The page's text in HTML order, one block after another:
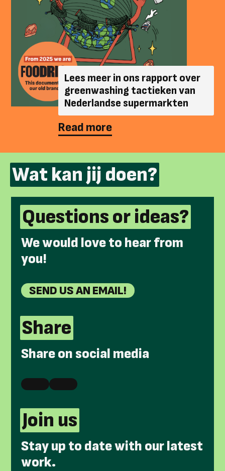
Lees meer in ons rapport over
greenwashing tactieken van
Nederlandse supermarkten
Read more
Wat kan jij doen?
Questions or ideas?
We would love to hear from
you!
SEND US AN EMAIL!
Share
Share on social media
Join us
Stay up to date with our latest
work.